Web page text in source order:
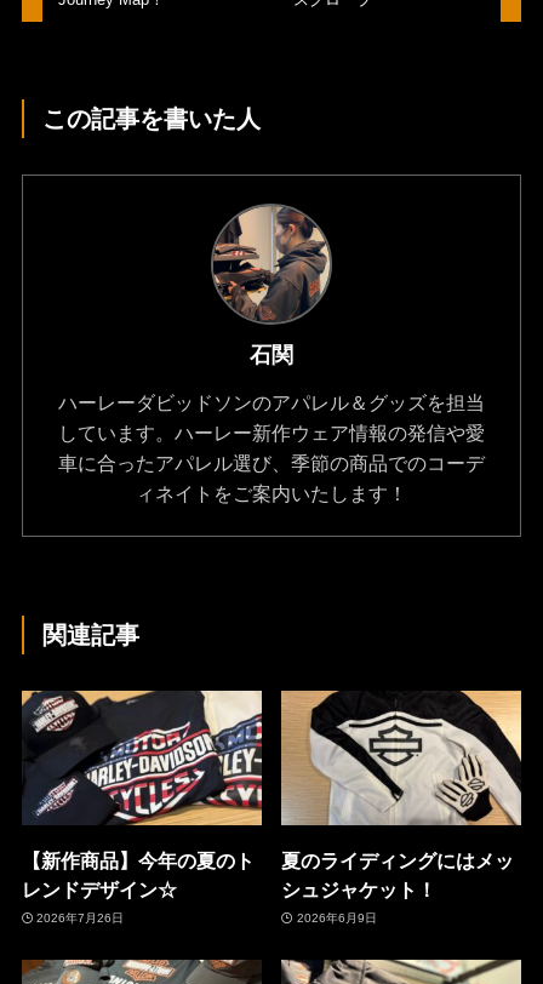
この記事を書いた人
石関
ハーレーダビッドソンのアパレル＆グッズを担当
しています。ハーレー新作ウェア情報の発信や愛
車に合ったアパレル選び、季節の商品でのコーデ
ィネイトをご案内いたします！
関連記事
【新作商品】今年の夏のト
レンドデザイン☆
2026年7月26日
夏のライディングにはメッ
シュジャケット！
2026年6月9日